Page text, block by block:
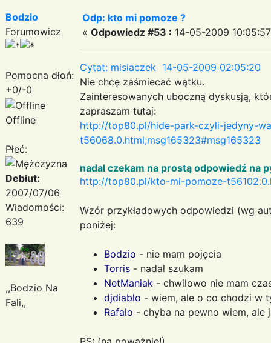
Bodzio
Forumowicz
Pomocna dłoń:
+0/-0
Offline
Płeć:
Debiut:
2007/07/06
Wiadomości:
639
,,Bodzio Na
Fali,,
Odp: kto mi pomoze ?
« Odpowiedz #53 : 14-05-2009
Cytat: misiaczek 14-05-2009 02:05:20
Nie chcę zaśmiecać wątku.
Zainteresowanych uboczną dyskusją,
zapraszam tutaj:
http://top80.pl/hide-park-czyli-jedyny-
t56068.0.html;msg165323#msg165323
nadal czekam na prostą odpowiedź na
http://top80.pl/kto-mi-pomoze-
Wzór przykładowych odpowiedzi (wg
poniżej:
Bodzio - nie mam pojęcia
Torris - nadal szukam
NetManiak - chwilowo nie mam
djdiablo - wiem, ale o co chodzi w
Rafalo - chyba na pewno wiem,